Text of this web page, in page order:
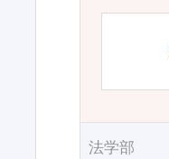
法学部